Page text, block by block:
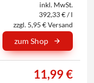
inkl. MwSt.
392,33 € / l
zzgl. 5,95 € Versand
zum Shop
11,99 €